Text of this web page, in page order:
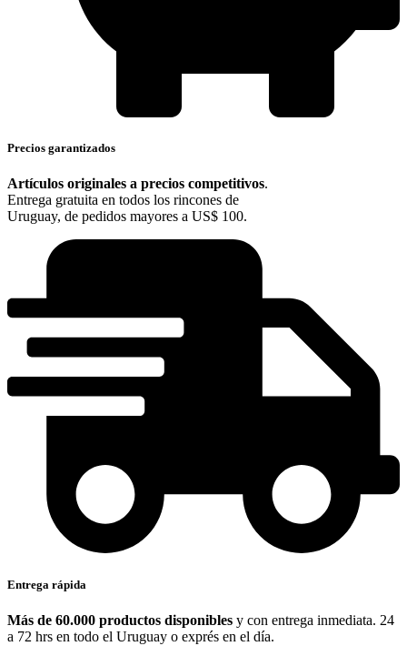
Precios garantizados
Artículos originales a precios competitivos.
Entrega gratuita en todos los rincones de
Uruguay, de pedidos mayores a US$ 100.
Entrega rápida
Más de 60.000 productos disponibles y con entrega inmediata. 24
a 72 hrs en todo el Uruguay o exprés en el día.